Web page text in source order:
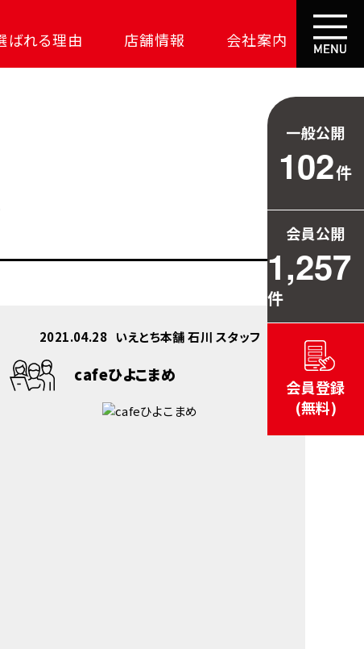
ばれる理由
成功の土地探し
心保証
万円お得
店舗情報 会社案内
2021.04.28 いえとち本舗 石川 スタッフ
cafeひよこまめ
一般公開
102件
会員公開
1,257
件
会員登録
(無料)